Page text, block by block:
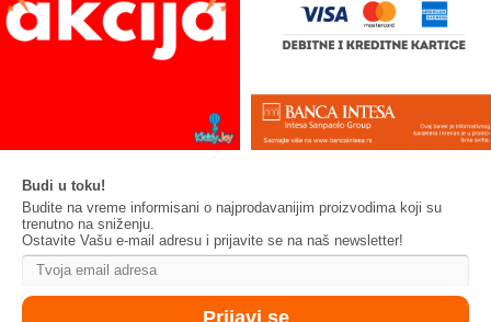
Budi u toku!
Budite na vreme informisani o najprodavanijim proizvodima koji su
trenutno na sniženju.
Ostavite Vašu e-mail adresu i prijavite se na naš newsletter!